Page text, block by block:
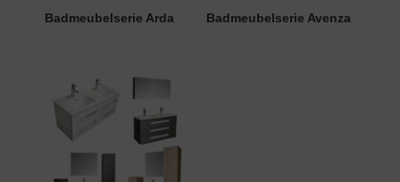
Badmeubelserie Arda Badmeubelserie Avenza